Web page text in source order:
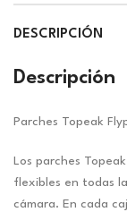
DESCRIPCIÓN
Descripción
Parches Topeak
Los parches
flexibles en todas
cámara. En cada